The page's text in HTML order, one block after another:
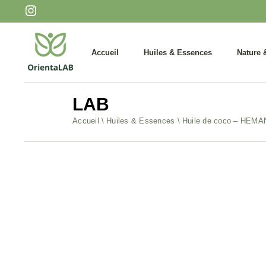
Accueil Huiles & Essences
Huiles végétales
Soins ciblés
Nature
Miels
Huiles essentielles
Infusions
LAB
Accueil Huiles & Essences Huile de coco –